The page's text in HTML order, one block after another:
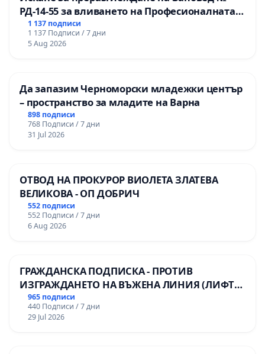
РД-14-55 за вливането на Професионалната
гимназия по промишлени технологии в
Професионалната гимназия по икономика и
мениджмънт – гр. Пазарджик
1 137 подписи
1 137 Подписи / 7 дни
5 Aug 2026
Да запазим Черноморски младежки център
– пространство за младите на Варна
898 подписи
768 Подписи / 7 дни
31 Jul 2026
ОТВОД НА ПРОКУРОР ВИОЛЕТА ЗЛАТЕВА
ВЕЛИКОВА - ОП ДОБРИЧ
552 подписи
552 Подписи / 7 дни
6 Aug 2026
ГРАЖДАНСКА ПОДПИСКА - ПРОТИВ
ИЗГРАЖДАНЕТО НА ВЪЖЕНА ЛИНИЯ (ЛИФТ)
НА ТЕРИТОРИЯТА НА ПРИРОДНА
ЗАБЕЛЕЖИТЕЛНОСТ „ХЪЛМ НА
ОСВОБОДИТЕЛИТЕ“ (БУНАРДЖИК)
965 подписи
440 Подписи / 7 дни
29 Jul 2026